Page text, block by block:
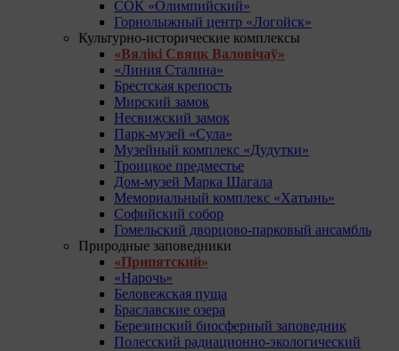
СОК «Олимпийский»
Горнолыжный центр «Логойск»
Культурно-исторические комплексы
«Вялікі Свяцк Валовічаў»
«Линия Сталина»
Брестская крепость
Мирский замок
Несвижский замок
Парк-музей «Сула»
Музейный комплекс «Дудутки»
Троицкое предместье
Дом-музей Марка Шагала
Мемориальный комплекс «Хатынь»
Софийский собор
Гомельский дворцово-парковый ансамбль
Природные заповедники
«Припятский»
«Нарочь»
Беловежская пуща
Браславские озера
Березинский биосферный заповедник
Полесский радиационно-экологический